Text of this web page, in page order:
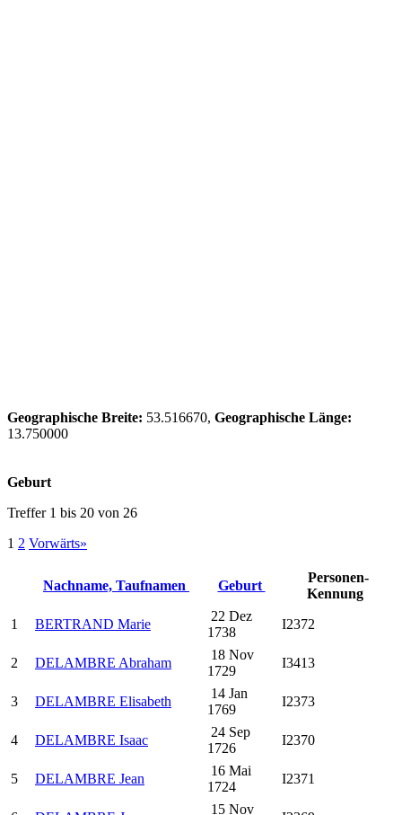
Geographische Breite: 53.516670, Geographische Länge:
13.750000
Geburt
Treffer 1 bis 20 von 26
1 2 Vorwärts»
Nachname, Taufnamen Geburt
Personen-
Kennung
1
BERTRAND Marie
22 Dez
1738
I2372
2 DELAMBRE Abraham
18 Nov
1729
I3413
3 DELAMBRE Elisabeth
14 Jan
1769
I2373
4 DELAMBRE Isaac
24 Sep
1726
I2370
5 DELAMBRE Jean
16 Mai
1724
I2371
15 Nov